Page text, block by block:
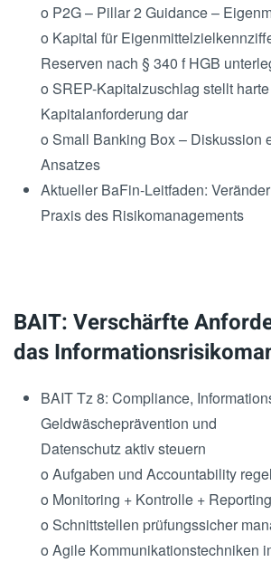
o P2G – Pillar 2 Guidance –
o Kapital für
Reserven nach § 340 f HGB
o SREP-Kapitalzuschlag stellt harte
Kapitalanforderung dar
o Small Banking Box – Diskussion
Ansatzes
Aktueller BaFin-Leitfaden:
Praxis des Risikomanagements
BAIT: Verschärfte
das
BAIT Tz 8: Compliance,
Geldwäscheprävention und
Datenschutz aktiv steuern
o Aufgaben und Accountability
o Monitoring + Kontrolle + Reporting
o Schnittstellen prüfungssicher
o Agile Kommunikationstechniken